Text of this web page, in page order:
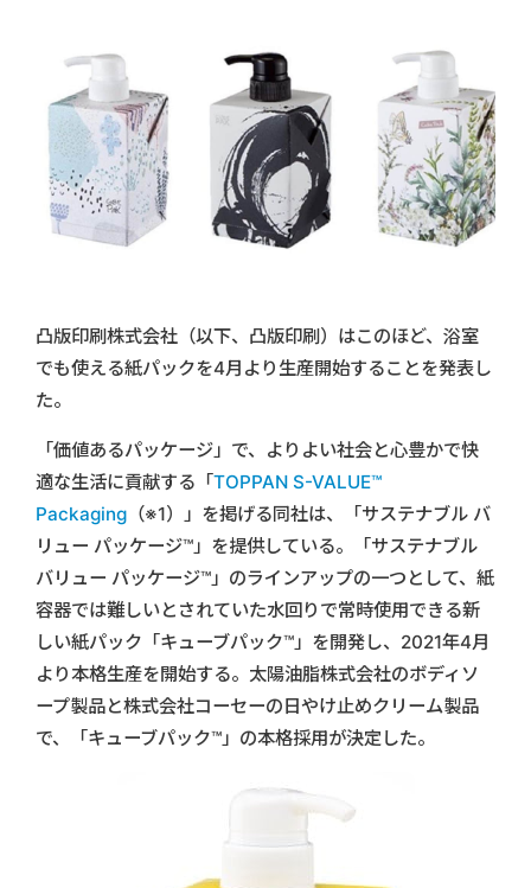
凸版印刷株式会社（以下、凸版印刷）はこのほど、浴室
でも使える紙パックを4月より生産開始することを発表し
た。
「価値あるパッケージ」で、よりよい社会と心豊かで快
適な生活に貢献する「TOPPAN S-VALUE™
Packaging （※1）」を掲げる同社は、「サステナブル バ
リュー パッケージ™」を提供している。「サステナブル
バリュー パッケージ™」のラインアップの一つとして、紙
容器では難しいとされていた水回りで常時使用できる新
しい紙パック「キューブパック™」を開発し、2021年4月
より本格生産を開始する。太陽油脂株式会社のボディソ
ープ製品と株式会社コーセーの日やけ止めクリーム製品
で、「キューブパック™」の本格採用が決定した。